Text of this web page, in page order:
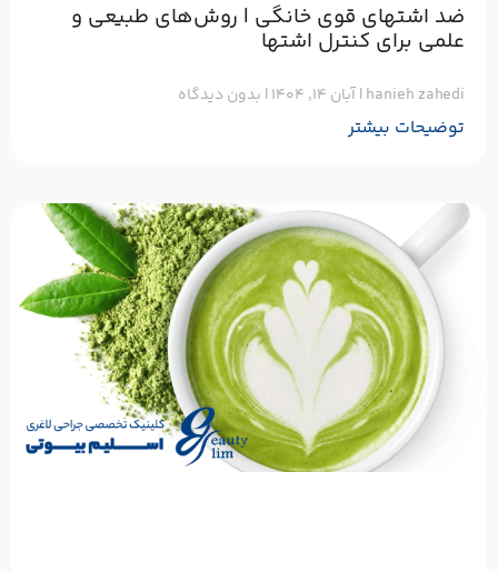
ضد اشتهای قوی خانگی | روش‌های طبیعی و
علمی برای کنترل اشتها
hanieh zahedi آبان ۱۴, ۱۴۰۴ بدون دیدگاه
توضیحات بیشتر